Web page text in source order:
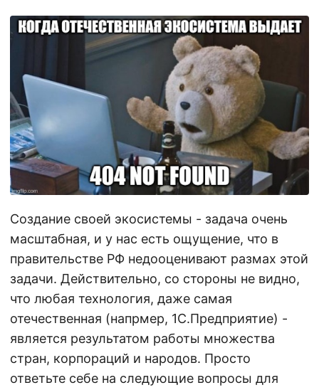
Создание своей экосистемы - задача очень
масштабная, и у нас есть ощущение, что в
правительстве РФ недооценивают размах этой
задачи. Действительно, со стороны не видно,
что любая технология, даже самая
отечественная (напрмер, 1С.Предприятие) -
является результатом работы множества
стран, корпораций и народов. Просто
ответьте себе на следующие вопросы для